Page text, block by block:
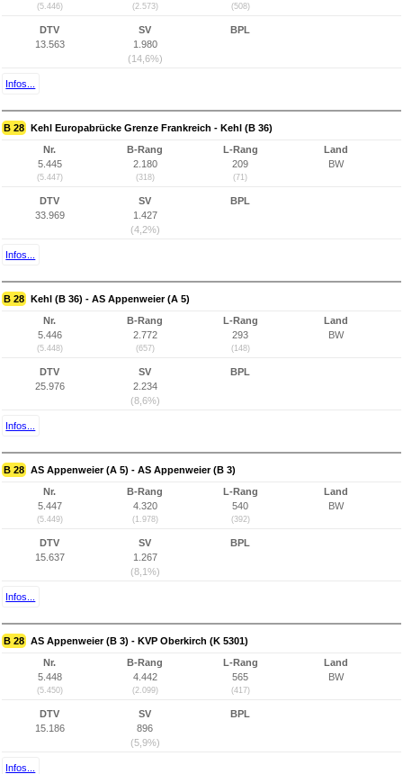
(5.446) (2.573) (508)
DTV
13.563
SV
1.980
(14,6%)
BPL
Infos...
B 28 Kehl Europabrücke Grenze Frankreich - Kehl (B 36)
Nr.
5.445
(5.447)
B-Rang
2.180
(318)
L-Rang
209
(71)
Land
BW
DTV
33.969
SV
1.427
(4,2%)
BPL
Infos...
B 28 Kehl (B 36) - AS Appenweier (A 5)
Nr.
5.446
(5.448)
B-Rang
2.772
(657)
L-Rang
293
(148)
Land
BW
DTV
25.976
SV
2.234
(8,6%)
BPL
Infos...
B 28 AS Appenweier (A 5) - AS Appenweier (B 3)
Nr.
5.447
(5.449)
B-Rang
4.320
(1.978)
L-Rang
540
(392)
Land
BW
DTV
15.637
SV
1.267
(8,1%)
BPL
Infos...
B 28 AS Appenweier (B 3) - KVP Oberkirch (K 5301)
Nr.
5.448
(5.450)
B-Rang
4.442
(2.099)
L-Rang
565
(417)
Land
BW
DTV
15.186
SV
896
(5,9%)
BPL
Infos...